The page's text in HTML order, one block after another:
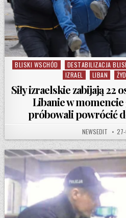
Posted in
BLISKI WSCHÓD DESTABILIZACJA
IZRAEL
LIBAN
Siły izraelskie zabijają 22
Libanie w
próbowali powrócić
AUTHOR:
NEWSEDIT